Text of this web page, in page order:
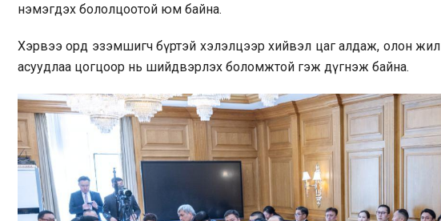
нэмэгдэх бололцоотой юм байна.
Хэрвээ орд эзэмшигч бүртэй хэлэлцээр хийвэл цаг алдаж, олон жил
асуудлаа цогцоор нь шийдвэрлэх боломжтой гэж дүгнэж байна.